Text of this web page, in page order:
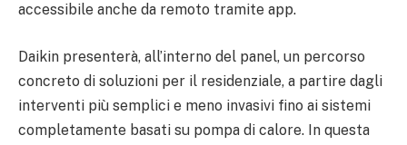
accessibile anche da remoto tramite app.
Daikin presenterà, all’interno del panel, un percorso
concreto di soluzioni per il residenziale, a partire dagli
interventi più semplici e meno invasivi fino ai sistemi
completamente basati su pompa di calore. In questa